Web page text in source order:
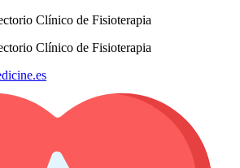
Clínico de Fisioterapia
Clínico de Fisioterapia